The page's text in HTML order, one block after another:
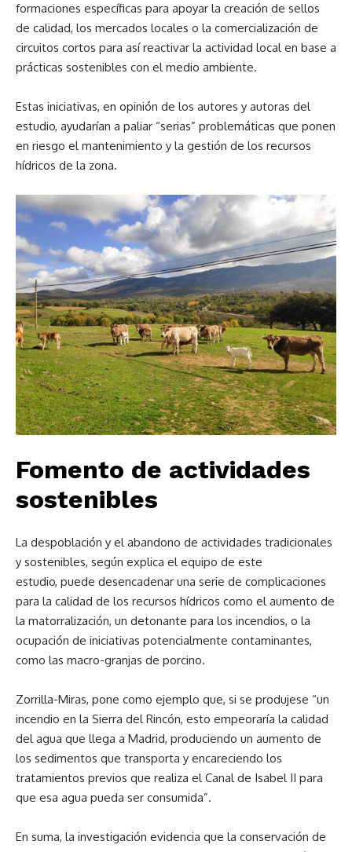
formaciones específicas para apoyar la creación de sellos
de calidad, los mercados locales o la comercialización de
circuitos cortos para así reactivar la actividad local en base a
prácticas sostenibles con el medio ambiente.
Estas iniciativas, en opinión de los autores y autoras del
estudio, ayudarían a paliar “serias” problemáticas que ponen
en riesgo el mantenimiento y la gestión de los recursos
hídricos de la zona.
Fomento de actividades
sostenibles
La despoblación y el abandono de actividades tradicionales
y sostenibles, según explica el equipo de este
estudio, puede desencadenar una serie de complicaciones
para la calidad de los recursos hídricos como el aumento de
la matorralización, un detonante para los incendios, o la
ocupación de iniciativas potencialmente contaminantes,
como las macro-granjas de porcino.
Zorrilla-Miras, pone como ejemplo que, si se produjese “un
incendio en la Sierra del Rincón, esto empeoraría la calidad
del agua que llega a Madrid, produciendo un aumento de
los sedimentos que transporta y encareciendo los
tratamientos previos que realiza el Canal de Isabel II para
que esa agua pueda ser consumida”.
En suma, la investigación evidencia que la conservación de